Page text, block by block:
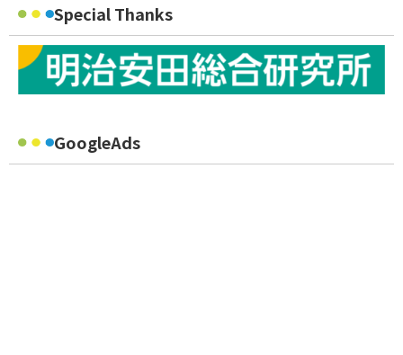
Special Thanks
GoogleAds